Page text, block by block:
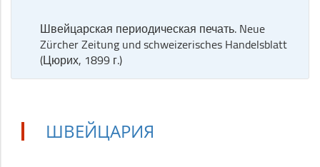
Швейцарская периодическая печать. Neue
Zürcher Zeitung und schweizerisches Handelsblatt
(Цюрих, 1899 г.)
ШВЕЙЦАРИЯ